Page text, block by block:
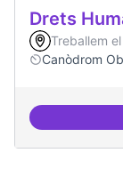
Drets
Treballem
Canòdrom